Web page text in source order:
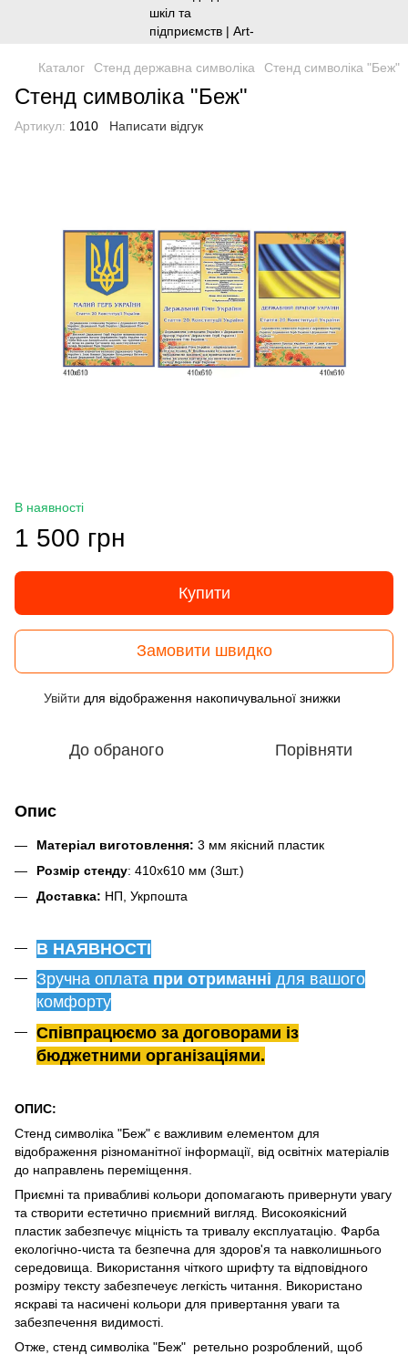
Каталог Стенд державна символіка Cтенд символіка "Беж"
Cтенд символіка "Беж"
Артикул: 1010 Написати відгук
В наявності
1 500 грн
Купити
Замовити швидко
Увійти для відображення накопичувальної знижки
До обраного Порівняти
Опис
Матеріал виготовлення: 3 мм якісний пластик
Розмір стенду: 410х610 мм (3шт.)
Доставка: НП, Укрпошта
В НАЯВНОСТІ
Зручна оплата при отриманні для вашого
комфорту
Співпрацюємо за договорами із
бюджетними організаціями.
ОПИС:
Стенд символіка "Беж" є важливим елементом для
відображення різноманітної інформації, від освітніх матеріалів
до направлень переміщення.
Приємні та привабливі кольори допомагають привернути увагу
та створити естетично приємний вигляд. Високоякісний
пластик забезпечує міцність та тривалу експлуатацію. Фарба
екологічно-чиста та безпечна для здоров'я та навколишнього
середовища. Використання чіткого шрифту та відповідного
розміру тексту забезпечеує легкість читання. Використано
яскраві та насичені кольори для привертання уваги та
забезпечення видимості.
Отже, стенд символіка "Беж" ретельно розроблений, щоб